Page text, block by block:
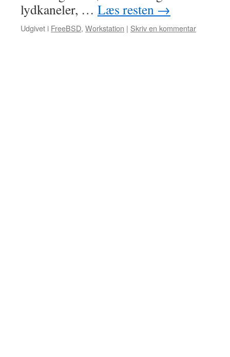
lydkaneler, … Læs resten →
Udgivet i FreeBSD, Workstation | Skriv en kommentar